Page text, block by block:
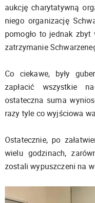
aukcję charytatywną
niego organizację
pomogło to jednak zbyt
zatrzymanie
Co ciekawe, były
zapłacić wszystkie
ostateczna suma
razy tyle co wyjściowa
Ostatecznie, po
wielu godzinach,
zostali wypuszczeni na